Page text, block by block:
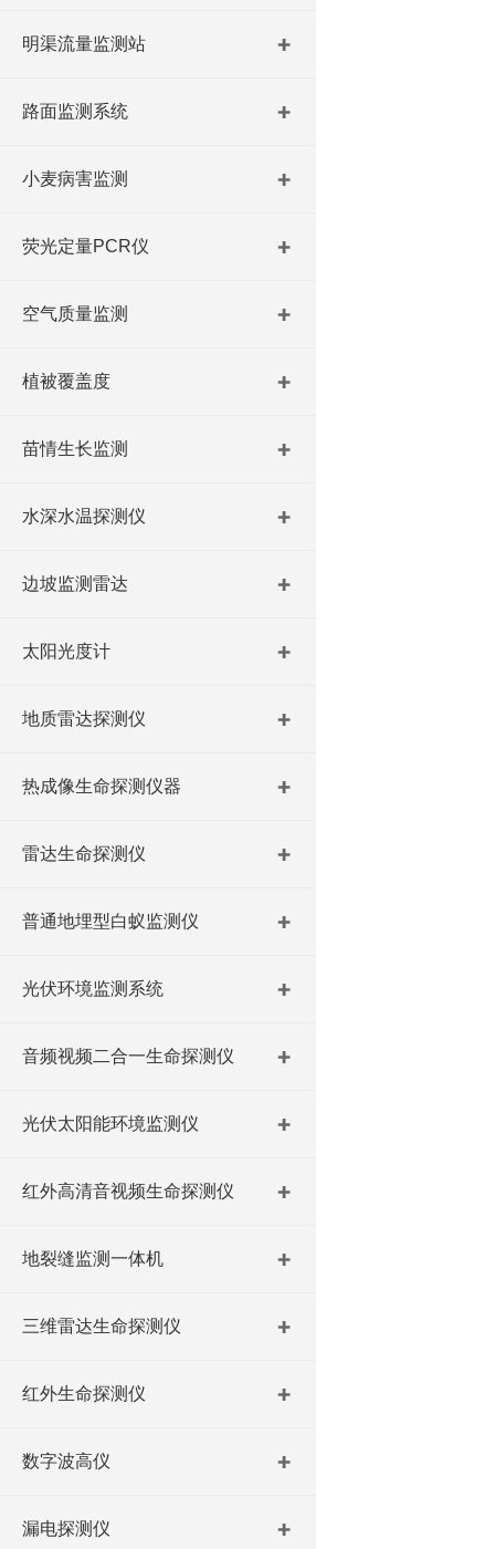
明渠流量监测站
路面监测系统
小麦病害监测
荧光定量PCR仪
空气质量监测
植被覆盖度
苗情生长监测
水深水温探测仪
边坡监测雷达
太阳光度计
地质雷达探测仪
热成像生命探测仪器
雷达生命探测仪
普通地埋型白蚁监测仪
光伏环境监测系统
音频视频二合一生命探测仪
光伏太阳能环境监测仪
红外高清音视频生命探测仪
地裂缝监测一体机
三维雷达生命探测仪
红外生命探测仪
数字波高仪
漏电探测仪